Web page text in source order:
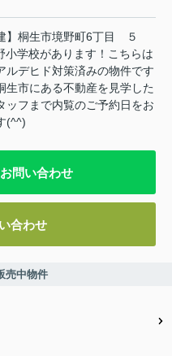
】桐生市境野町6丁目 ５
小学校があります！こちらは
ルデヒド対策済みの物件です
生市にある不動産を見学した
ッフまで内覧のご予約日をお
(^^)
問い合わせ
合わせ
売中物件